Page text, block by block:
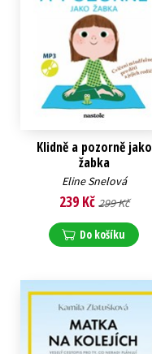
Klidně a pozorně jako
žabka
Eline Snelová
239 Kč 299 Kč
Do košíku